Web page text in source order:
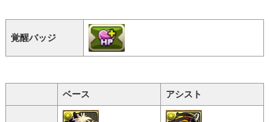
覚醒バッジ
ベース アシスト